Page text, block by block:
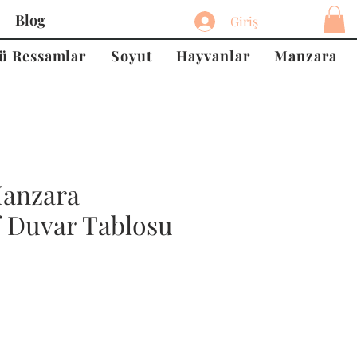
Giriş
Blog
Ressamlar Soyut Hayvanlar Manzara
Tablosu